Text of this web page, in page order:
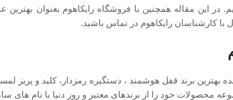
در این مقاله همچنین با فروشگاه رایکاهوم بعنوان
کارشناسان رایکاهوم در تماس باشید.
بهترین برند قفل هوشمند ، دستگیره رمزدار، کلید و
محصولات خود را از برندهای معتبر و روز دنیا با نام های